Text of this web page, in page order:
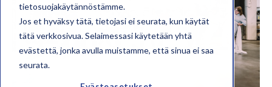
tietosuojakäytännöstämme.
Jos et hyväksy tätä, tietojasi ei seurata, kun käytät
tätä verkkosivua. Selaimessasi käytetään yhtä
evästettä, jonka avulla muistamme, että sinua ei saa
seurata.